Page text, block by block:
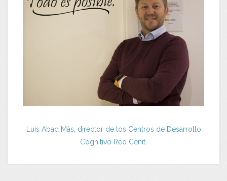
Luis Abad Más, director de los Centros de Desarrollo
Cognitivo Red Cenit.